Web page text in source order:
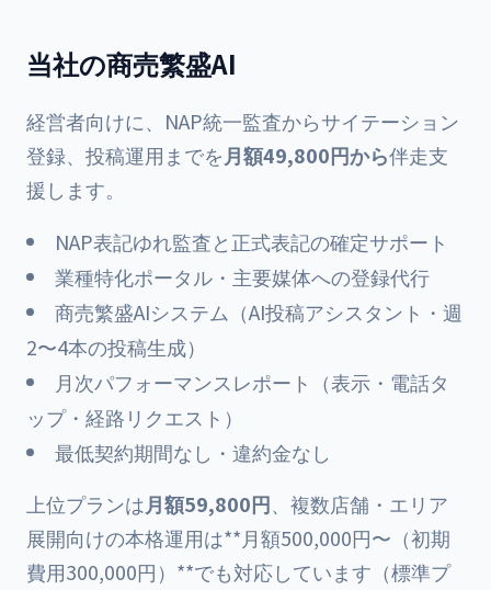
当社の商売繁盛AI
経営者向けに、NAP統一監査からサイテーション
登録、投稿運用までを月額49,800円から伴走支
援します。
NAP表記ゆれ監査と正式表記の確定サポート
業種特化ポータル・主要媒体への登録代行
商売繁盛AIシステム（AI投稿アシスタント・週
2〜4本の投稿生成）
月次パフォーマンスレポート（表示・電話タ
ップ・経路リクエスト）
最低契約期間なし・違約金なし
上位プランは月額59,800円、複数店舗・エリア
展開向けの本格運用は**月額500,000円〜（初期
費用300,000円）**でも対応しています（標準プ